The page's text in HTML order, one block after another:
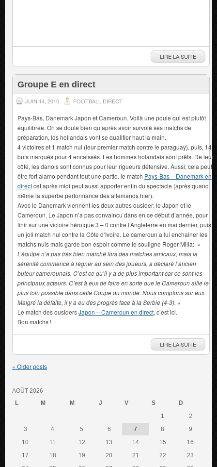
LIRE LA SUITE
Groupe E en direct
JUIN 14, 2010 FOOTBALL DIRECT
Pays-Bas, Danemark Japon et Cameroun. Voilà une poule qui est plutôt
équilibrée. On se doute bien qu’après avoir survolé ses matchs de
préparation, les hollandais vont se qualifier haut la main.
4 victoires et 1 match nul (leur premier match contre le paraguay), puis, 14
buts marqués pour 4 encaissés. Les hommes holandais sont prêts. De leur
côté, les danois sont connus pour leur rigueurs défensive. Aussi, cela peut
être fort alamo pendant tout une partie. le match Pays-Bas – Danemark en
directcet après midi peut aussi apporter enfin du spectacle (après quand
même la superbe performance des allemands hier).
Avec le Danemark viennent les deux autres ousider: le Japon et le
Cameroun. Le Japon n’a pas convaincu dans en ce début d’année, pour
finir sur une victoire héroîque 3 – 0 contre l’Angleterre en mai dernier, puis
un joli match nul contre la Côte d’Ivoire. Le cameroun a lui enchainer les
matchs nuls mais garde bon espoir comme le souligne Roger Milla: »
L’équipe n’a pas très bien marché lors des matches amicaux, mais la
sérénité commence à régner au sein des joueurs, a déclaré l’ancien
buteur camerounais. C’est ce qu’il y a de plus important car ce sont les
principaux acteurs. C’est à eux de faire en sorte que le Cameroun aille le
plus loin possible dans cette Coupe du monde. Nous comptons sur eux.
Malgré la défaite, il y a eu des progrès face à la Serbie (4-3). «
Le match des ousidersJapon – Cameroun en direct, c’est ici.
Bon matchs !
LIRE LA SUITE
« Older posts
AOÛT 2026
L
M M J V S D
1
2
3
4 5 6 7 8
9
10
11 12 13 14 15
16
17
18 19 20 21 22
23